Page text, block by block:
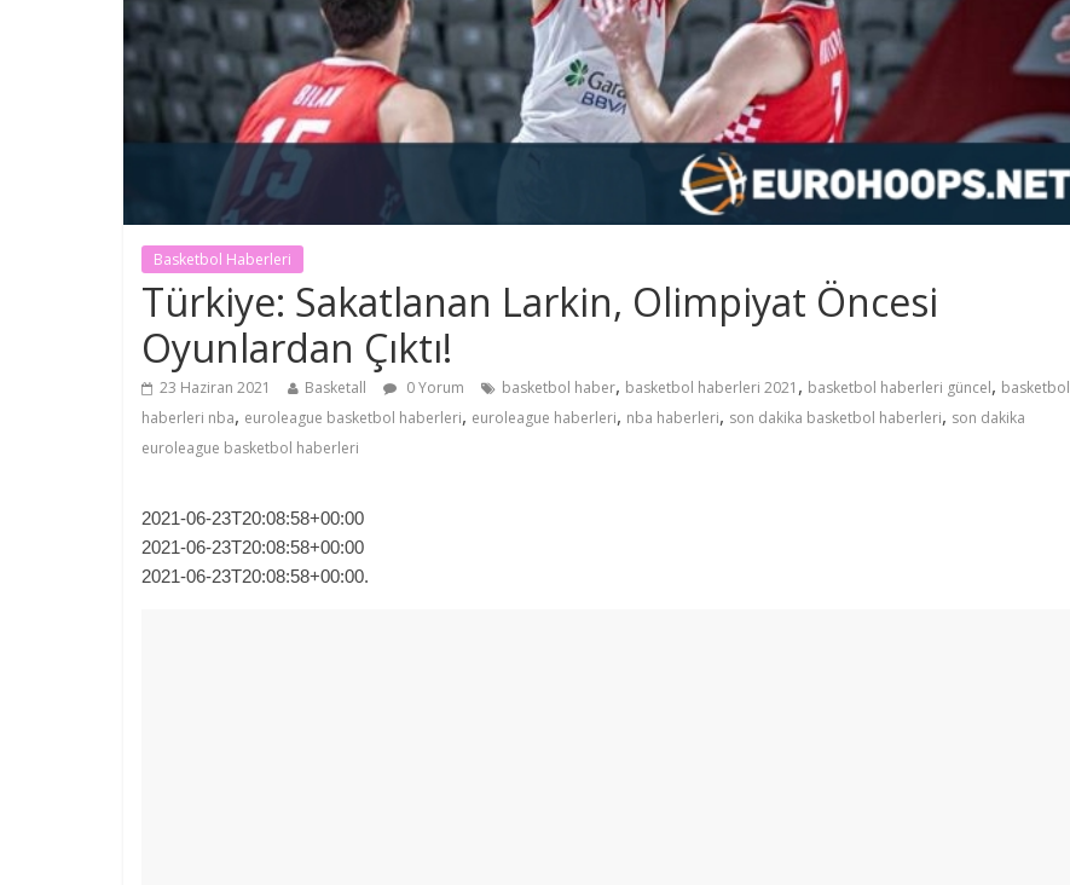
Basketbol Haberleri
Türkiye: Sakatlanan Larkin, Olimpiyat Öncesi
Oyunlardan Çıktı!
23 Haziran 2021 Basketall 0 Yorum basketbol haber, basketbol haberleri 2021 , basketbol haberleri güncel, basketbol
haberleri nba, euroleague basketbol haberleri, euroleague haberleri, nba haberleri, son dakika basketbol haberleri, son dakika
euroleague basketbol haberleri
2021-06-23T20:08:58+00:00
2021-06-23T20:08:58+00:00
2021-06-23T20:08:58+00:00.